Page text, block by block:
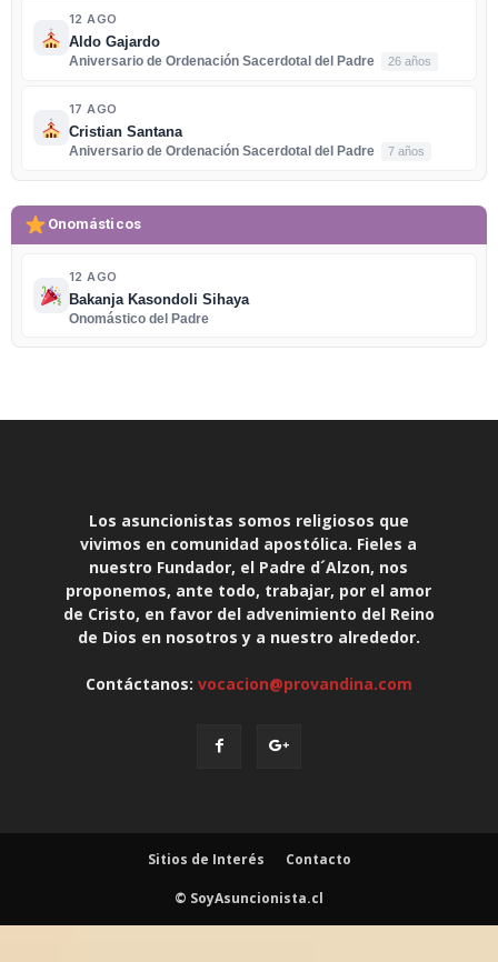
12 AGO
Aldo Gajardo
Aniversario de Ordenación Sacerdotal del Padre
26 años
17 AGO
Cristian Santana
Aniversario de Ordenación Sacerdotal del Padre
7 años
Onomásticos
12 AGO
Bakanja Kasondoli Sihaya
Onomástico del Padre
Los asuncionistas somos religiosos que
vivimos en comunidad apostólica. Fieles a
nuestro Fundador, el Padre d´Alzon, nos
proponemos, ante todo, trabajar, por el amor
de Cristo, en favor del advenimiento del Reino
de Dios en nosotros y a nuestro alrededor.
Contáctanos: vocacion@provandina.com
Sitios de Interés Contacto
© SoyAsuncionista.cl